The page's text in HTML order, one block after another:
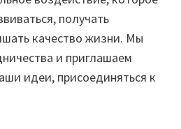
получать
качество жизни. Мы
и приглашаем
идеи, присоединяться к